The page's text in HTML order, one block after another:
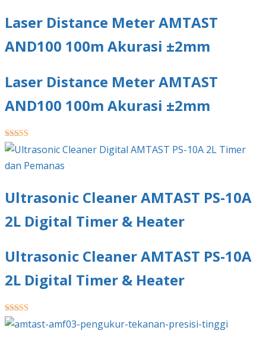
Laser Distance Meter AMTAST
AND100 100m Akurasi ±2mm
Laser Distance Meter AMTAST
AND100 100m Akurasi ±2mm
★★★★★
Ultrasonic Cleaner AMTAST PS-10A
2L Digital Timer & Heater
Ultrasonic Cleaner AMTAST PS-10A
2L Digital Timer & Heater
★★★★★